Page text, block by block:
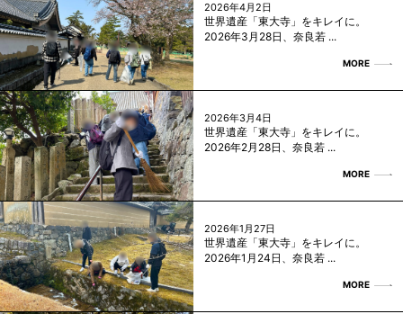
2026年4月2日
世界遺産「東大寺」をキレイに。
2026年3月28日、奈良若 ...
MORE
2026年3月4日
世界遺産「東大寺」をキレイに。
2026年2月28日、奈良若 ...
MORE
2026年1月27日
世界遺産「東大寺」をキレイに。
2026年1月24日、奈良若 ...
MORE